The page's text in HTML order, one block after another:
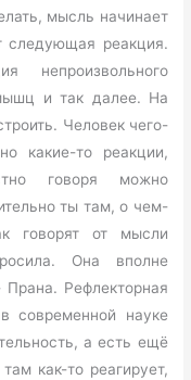
мысль начинает
следующая реакция.
непроизвольного
и так далее. На
Человек чего-
какие-то реакции,
говоря можно
ты там, о чем-
говорят от мысли
Она вполне
Рефлекторная
современной науке
а есть ещё
как-то реагирует,